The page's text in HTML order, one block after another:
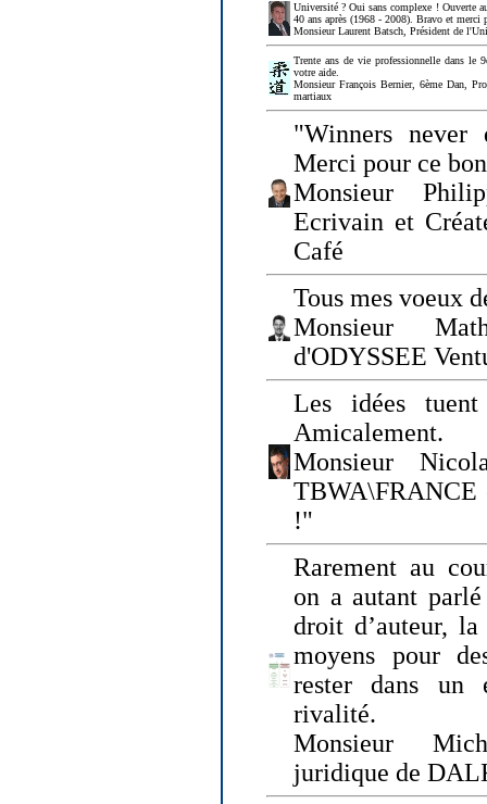
Université ? Oui sans complexe ! Ouverte
40 ans après (1968 - 2008). Bravo et merci
Monsieur Laurent Batsch, Président de
Trente ans de vie professionnelle dans le
votre aide.
Monsieur François Bernier, 6ème Dan,
martiaux
"Winners
Merci pour ce
Monsieur
Ecrivain et
Café
Tous mes voeux
Monsieur
d'ODYSSEE
Les idées
Amicalement.
Monsieur
TBWA\FRANCE
!"
Rarement au
on a autant
droit d’auteur,
moyens pour
rester dans un
rivalité.
Monsieur
juridique de